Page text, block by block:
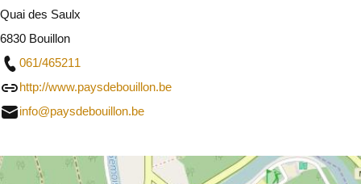
Quai des Saulx
6830 Bouillon
061/465211
http://www.paysdebouillon.be
info@paysdebouillon.be